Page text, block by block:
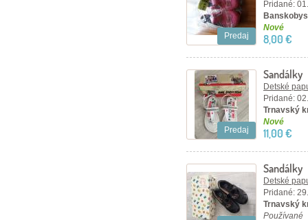
Predaj
Pridané:
Nové
8,00 €
Predaj
Sandálky
Detské
Pridané:
Trnavský
Nové
11,00 €
Sandálky
Detské
Pridané:
Trnavský
Používané